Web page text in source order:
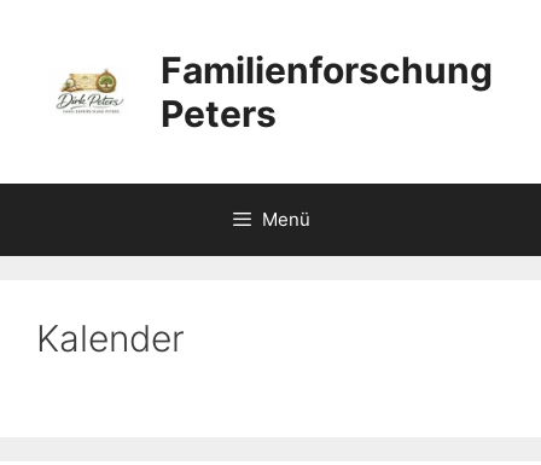
springen
Familienforschung
Peters
Menü
Kalender